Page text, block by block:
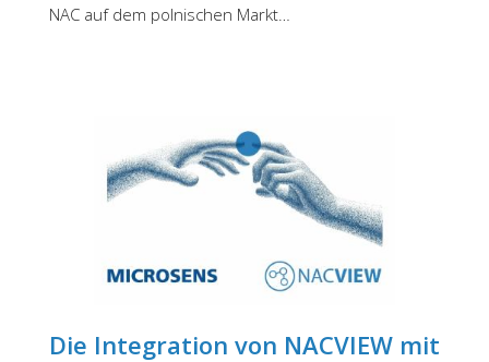
NAC auf dem polnischen Markt…
Die Integration von NACVIEW mit